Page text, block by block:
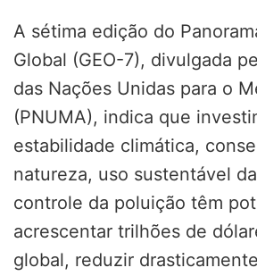
A sétima edição do
Global (GEO-7), divulgada
das Nações Unidas para o
(PNUMA), indica que
estabilidade climática,
natureza, uso sustentável
controle da poluição têm
acrescentar trilhões de
global, reduzir